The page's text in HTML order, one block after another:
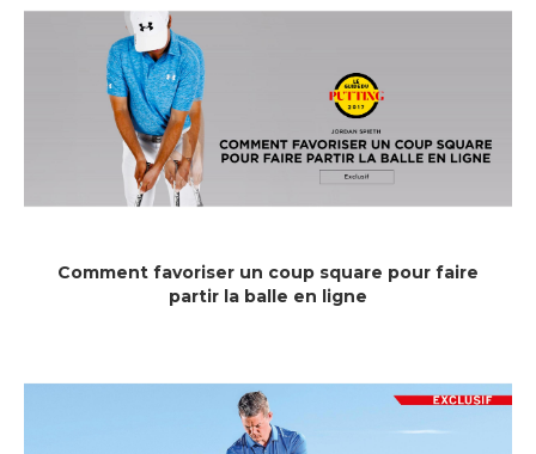
Comment favoriser un coup square pour faire
partir la balle en ligne